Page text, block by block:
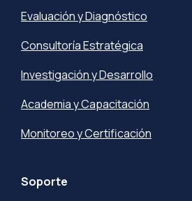
Evaluación y Diagnóstico
Consultoría Estratégica
Investigación y Desarrollo
Academia y Capacitación
Monitoreo y Certificación
Soporte